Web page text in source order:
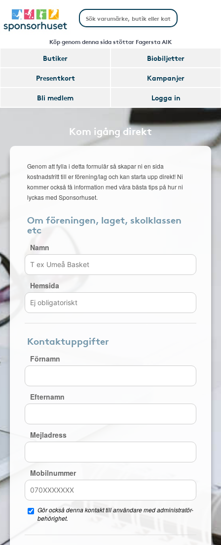
Köp genom denna sida stöttar Fagersta AIK
Butiker
Biobiljetter
Presentkort
Kampanjer
Bli medlem
Logga in
Kom igång direkt
Genom att fylla i detta formulär så skapar ni en sida
kostnadsfritt till er förening/lag och kan starta upp direkt! Ni
kommer också få information med våra bästa tips på hur ni
lyckas med Sponsorhuset.
Om föreningen, laget, skolklassen
etc
Namn
Hemsida
Kontaktuppgifter
Förnamn
Efternamn
Mejladress
Mobilnummer
Gör också denna kontakt till användare med administratör-
behörighet.